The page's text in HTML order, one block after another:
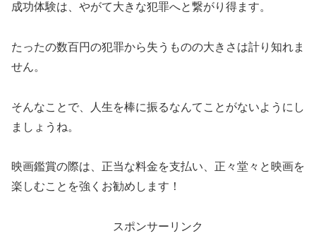
成功体験は、やがて大きな犯罪へと繋がり得ます。
たったの数百円の犯罪から失うものの大きさは計り知れま
せん。
そんなことで、人生を棒に振るなんてことがないようにし
ましょうね。
映画鑑賞の際は、正当な料金を支払い、正々堂々と映画を
楽しむことを強くお勧めします！
スポンサーリンク